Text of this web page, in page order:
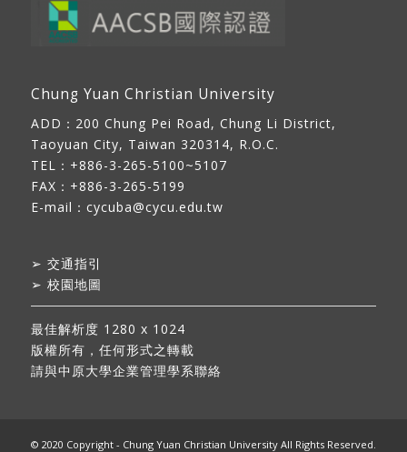
Chung Yuan Christian University
ADD： 200 Chung Pei Road, Chung Li District,
Taoyuan City, Taiwan 320314, R.O.C.
TEL：+886-3-265-5100~5107
FAX：+886-3-265-5199
E-mail： cycuba@cycu.edu.tw
➢ 交通指引
➢ 校園地圖
最佳解析度 1280 x 1024
版權所有，任何形式之轉載
請與中原大學企業管理學系聯絡
© 2020 Copyright - Chung Yuan Christian University All Rights Reserved.